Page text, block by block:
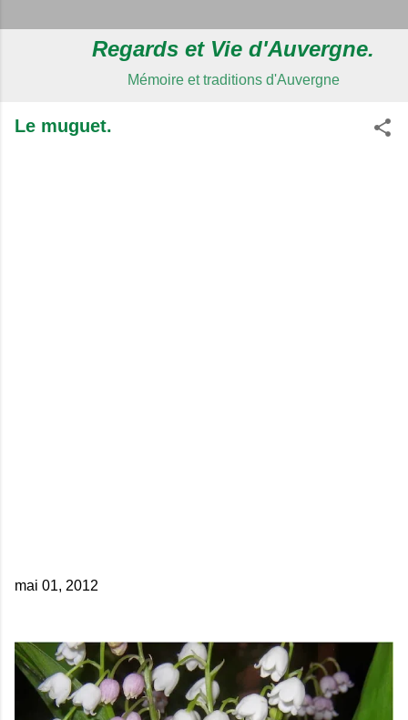
Regards et Vie d'Auvergne.
Mémoire et traditions d'Auvergne
Le muguet.
mai 01, 2012